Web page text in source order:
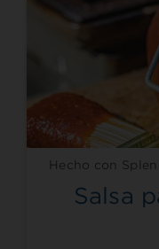
Hecho con
Salsa